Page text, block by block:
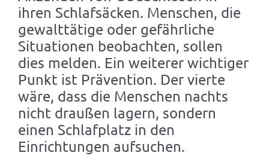
ihren Schlafsäcken. Menschen, die
gewalttätige oder gefährliche
Situationen beobachten, sollen
dies melden. Ein weiterer wichtiger
Punkt ist Prävention. Der vierte
wäre, dass die Menschen nachts
nicht draußen lagern, sondern
einen Schlafplatz in den
Einrichtungen aufsuchen.